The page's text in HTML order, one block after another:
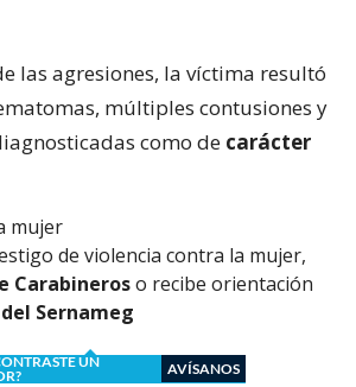
las agresiones, la víctima resultó
múltiples contusiones y
como de carácter
mujer
de violencia contra la mujer,
Carabineroso recibe orientación
del Sernameg
UN
AVÍSANOS